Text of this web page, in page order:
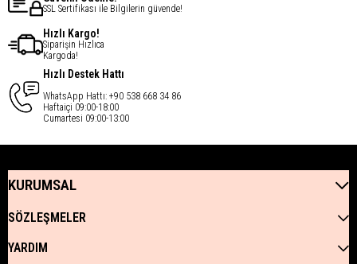
SSL Sertifikası ile Bilgilerin güvende!
Hızlı Kargo!
Siparişin Hızlıca
Kargoda!
Hızlı Destek Hattı
WhatsApp Hattı: +90 538 668 34 86
Haftaiçi 09:00-18:00
Cumartesi 09:00-13:00
KURUMSAL
SÖZLEŞMELER
YARDIM